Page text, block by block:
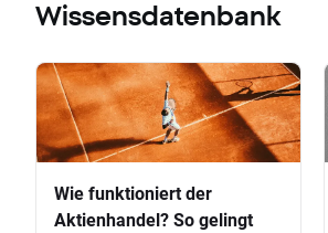
Wissensdatenbank
Wie funktioniert der
Aktienhandel? So gelingt